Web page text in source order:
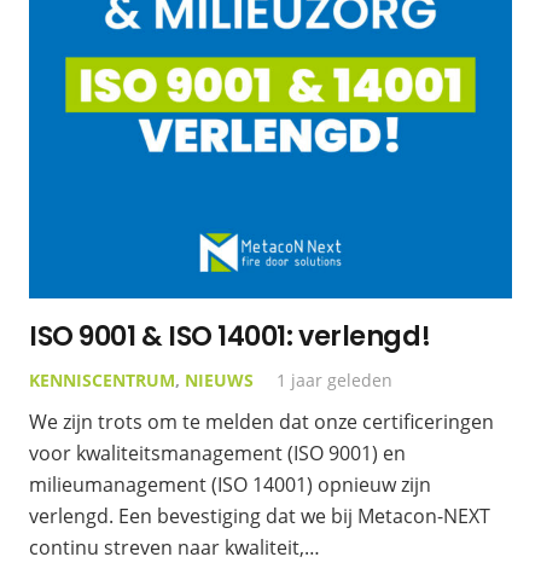
ISO 9001 & ISO 14001: verlengd!
KENNISCENTRUM, NIEUWS 1 jaar geleden
We zijn trots om te melden dat onze certificeringen
voor kwaliteitsmanagement (ISO 9001) en
milieumanagement (ISO 14001) opnieuw zijn
verlengd. Een bevestiging dat we bij Metacon-NEXT
continu streven naar kwaliteit,…